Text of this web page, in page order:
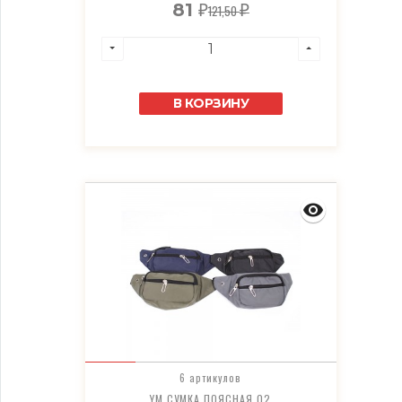
81 ₽121,50₽
В КОРЗИНУ
6 артикулов
YM СУМКА ПОЯСНАЯ 02